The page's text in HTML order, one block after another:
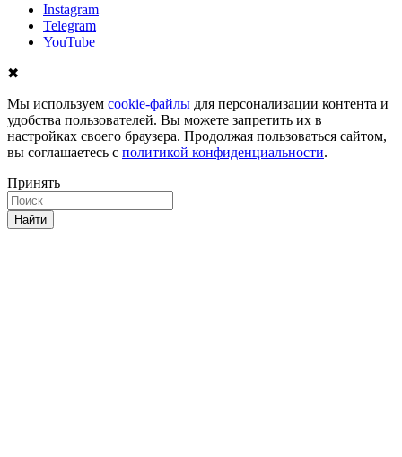
Instagram
Telegram
YouTube
✖
Мы используем cookie-файлы для персонализации контента и
удобства пользователей. Вы можете запретить их в
настройках своего браузера. Продолжая пользоваться сайтом,
вы соглашаетесь с политикой конфиденциальности.
Принять
Найти